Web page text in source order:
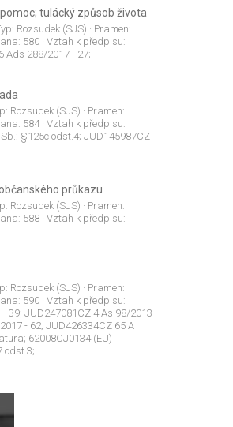
tulácký způsob života
Rozsudek (SJS) · Pramen:
580· Vztah k předpisu:
Ads 288/2017 - 27;
Rozsudek (SJS) · Pramen:
584· Vztah k předpisu:
§125c odst.4; JUD145987CZ
průkazu
Rozsudek (SJS) · Pramen:
588· Vztah k předpisu:
Rozsudek (SJS) · Pramen:
590· Vztah k předpisu:
39; JUD247081CZ 4 As 98/2013
- 62; JUD426334CZ 65 A
62008CJ0134 (EU)
odst.3;